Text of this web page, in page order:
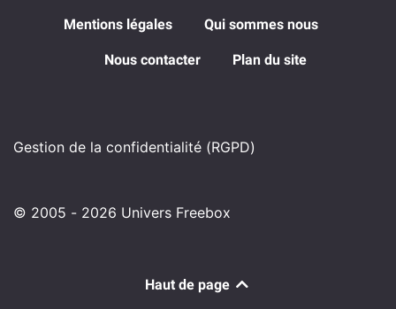
Mentions légales Qui sommes nous
Nous contacter Plan du site
Gestion de la confidentialité (RGPD)
© 2005 - 2026 Univers Freebox
Haut de page